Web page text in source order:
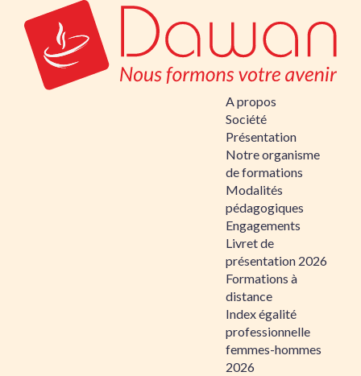
A propos
Société
Présentation
Notre organisme
de formations
Modalités
pédagogiques
Engagements
Livret de
présentation 2026
Formations à
distance
Index égalité
professionnelle
femmes-hommes
2026